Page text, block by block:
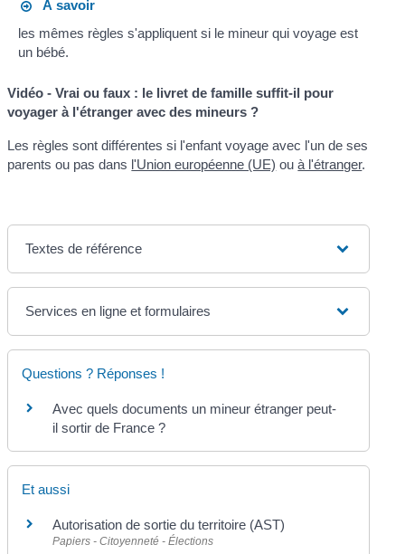
À savoir
les mêmes règles s'appliquent si le mineur qui voyage est
un bébé.
Vidéo - Vrai ou faux : le livret de famille suffit-il pour
voyager à l'étranger avec des mineurs ?
Les règles sont différentes si l'enfant voyage avec l'un de ses
parents ou pas dans l'Union européenne (UE) ouà l'étranger.
Textes de référence
Services en ligne et formulaires
Questions ? Réponses !
Avec quels documents un mineur étranger peut-
il sortir de France ?
Et aussi
Autorisation de sortie du territoire (AST)
Papiers - Citoyenneté - Élections